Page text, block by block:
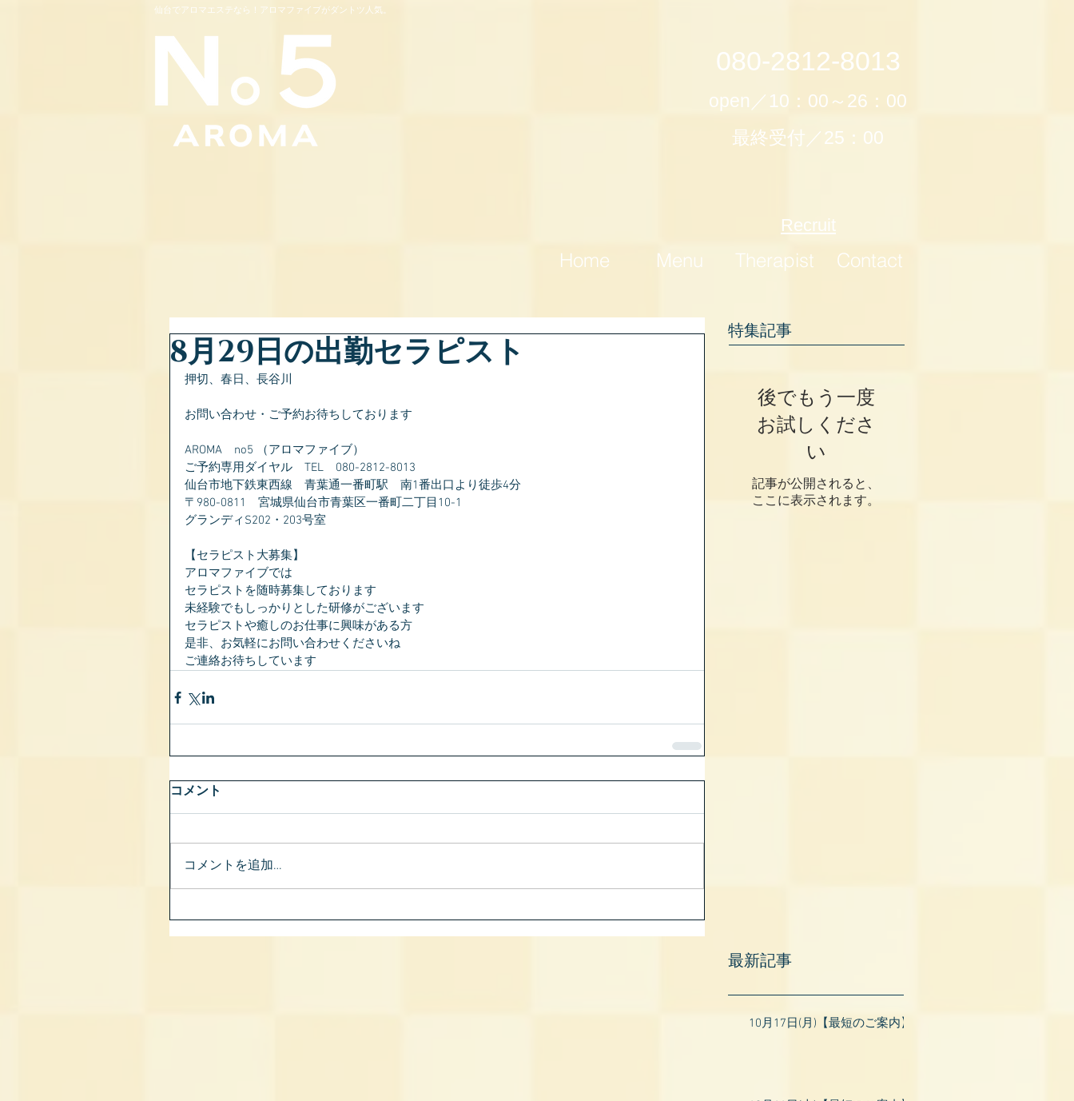
仙台でアロマエステなら！アロマファイブがダントツ人気。
080-2812-8013
open／10：00～26：00
最終受付／25：00
Recruit
Home Menu Therapist Contact
8月29日の出勤セラピスト
押切、春日、長谷川
お問い合わせ・ご予約お待ちしております
AROMA　no5 （アロマファイブ）
ご予約専用ダイヤル　TEL　080-2812-8013
仙台市地下鉄東西線　青葉通一番町駅　南1番出口より徒歩4分
〒980-0811　宮城県仙台市青葉区一番町二丁目10-1
グランディS202・203号室
【セラピスト大募集】
アロマファイブでは
セラピストを随時募集しております
未経験でもしっかりとした研修がございます
セラピストや癒しのお仕事に興味がある方
是非、お気軽にお問い合わせくださいね
ご連絡お待ちしています
コメント
コメントを追加…
特集記事
後でもう一度
お試しくださ
い
記事が公開されると、
ここに表示されます。
最新記事
10月17日(月)【最短のご案内】